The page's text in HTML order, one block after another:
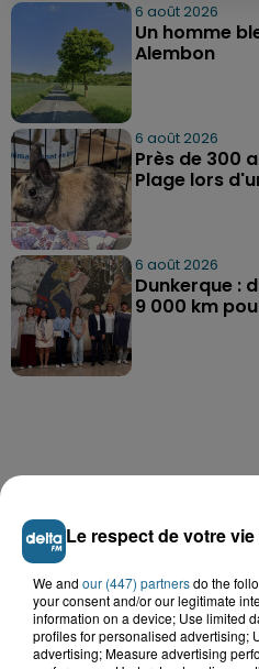
6 août 2026
Un homme
Alembon
6 août 2026
Près de 300
Plage lors
6 août 2026
Dunkerque :
9 000 km
Le respect de votre
We and our (447) partnersdo the
your consent and/or our legitimate
information on a device; Use limited
profiles for personalised advertising;
advertising; Measure advertising